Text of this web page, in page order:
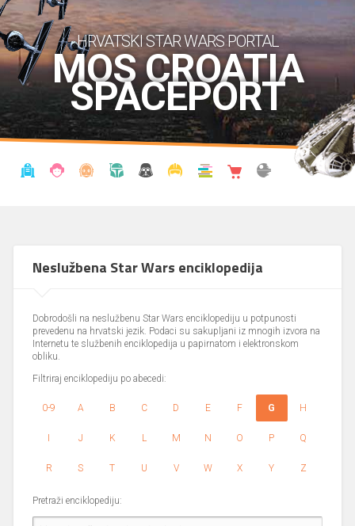
HRVATSKI STAR WARS PORTAL
MOS CROATIA
SPACEPORT
Neslužbena Star Wars enciklopedija
Dobrodošli na neslužbenu Star Wars enciklopediju u potpunosti
prevedenu na hrvatski jezik. Podaci su sakupljani iz mnogih izvora na
Internetu te službenih enciklopedija u papirnatom i elektronskom
obliku.
Filtriraj enciklopediju po abecedi:
0-9 A B C D E F G H
I J K L M N O P Q
R S T U V W X Y Z
Pretraži enciklopediju: